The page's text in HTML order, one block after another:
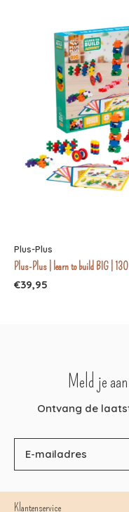
Plus-Plus
Plus-Plus | learn to build BIG |
€39,95
Meld je
Ontvang de
Klantenservice